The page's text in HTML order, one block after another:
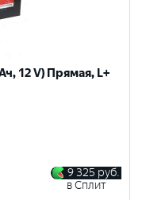
12 V) Прямая, L+
9 325 руб.
в Сплит